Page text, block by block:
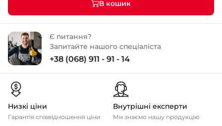
В кошик
Є питання?
Запитайте нашого спеціаліста
+38 (068) 911 - 91 - 14
Низкі ціни
Гарантія співвідношення ціни
Внутрішні експерти
Ми знаємо нашу продукцію